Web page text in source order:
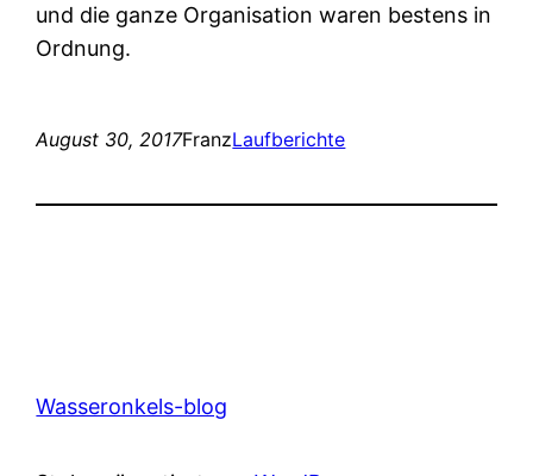
und die ganze Organisation waren bestens in
Ordnung.
August 30, 2017FranzLaufberichte
Wasseronkels-blog